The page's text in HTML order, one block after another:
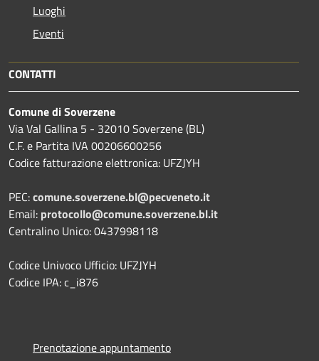
Luoghi
Eventi
CONTATTI
Comune di Soverzene
Via Val Gallina 5 - 32010 Soverzene (BL)
C.F. e Partita IVA 00206600256
Codice fatturazione elettronica: UFZJYH
PEC:comune.soverzene.bl@pecveneto.it
Email: protocollo@comune.soverzene.bl.it
Centralino Unico: 0437998118
Codice Univoco Ufficio: UFZJYH
Codice IPA: c_i876
Prenotazione appuntamento